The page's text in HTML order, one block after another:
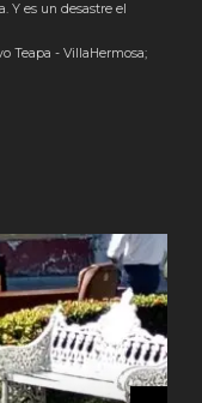
Y es un desastre el
Teapa - VillaHermosa;